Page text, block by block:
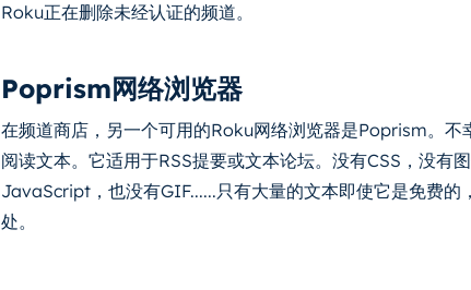
Roku正在删除未经认证的频道。
Poprism网络浏览器
在频道商店，另一个可用的Roku网络浏览器是Poprism。不
阅读文本。它适用于RSS提要或文本论坛。没有CSS，没有
JavaScript，也没有GIF......只有大量的文本即使它是免费的
处。